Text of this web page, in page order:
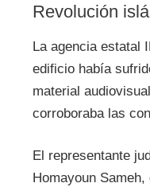
Revolución
La agencia estatal
edificio había
material
corroboraba las
El representante
Homayoun